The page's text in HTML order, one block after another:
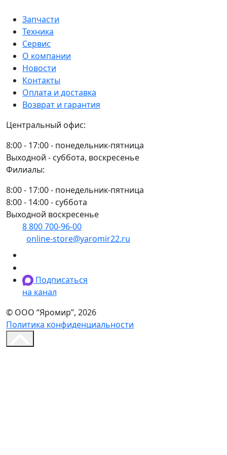
Запчасти
Техника
Сервис
О компании
Новости
Контакты
Оплата и доставка
Возврат и гарантия
Центральный офис:
8:00 - 17:00 - понедельник-пятница
Выходной - суббота, воскресенье
Филиалы:
8:00 - 17:00 - понедельник-пятница
8:00 - 14:00 - суббота
Выходной воскресенье
8 800 700-96-00
online-store@yaromir22.ru
Подписаться
на канал
© ООО “Яромир”, 2026
Политика конфиденциальности